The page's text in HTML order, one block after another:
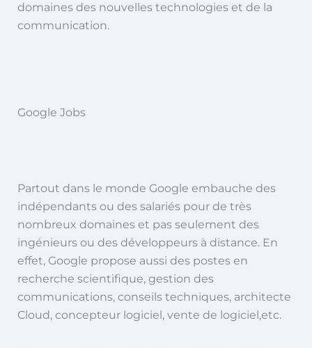
domaines des nouvelles technologies et de la
communication.
Google Jobs
Partout dans le monde Google embauche des
indépendants ou des salariés pour de très
nombreux domaines et pas seulement des
ingénieurs ou des développeurs à distance. En
effet, Google propose aussi des postes en
recherche scientifique, gestion des
communications, conseils techniques, architecte
Cloud, concepteur logiciel, vente de logiciel,etc.